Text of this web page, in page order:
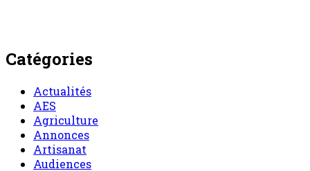
Catégories
Actualités
AES
Agriculture
Annonces
Artisanat
Audiences